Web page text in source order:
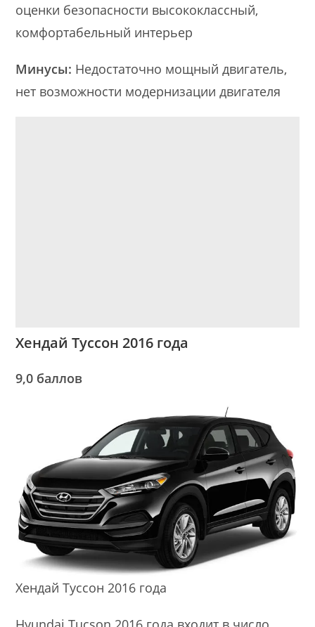
оценки безопасности высококлассный,
комфортабельный интерьер
Минусы: Недостаточно мощный двигатель,
нет возможности модернизации двигателя
Хендай Туссон 2016 года
9,0 баллов
Хендай Туссон 2016 года